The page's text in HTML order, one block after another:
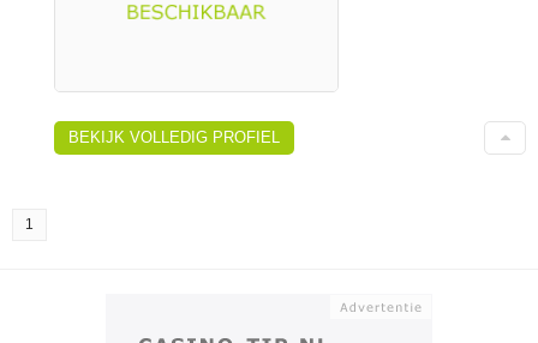
BEKIJK VOLLEDIG PROFIEL
1